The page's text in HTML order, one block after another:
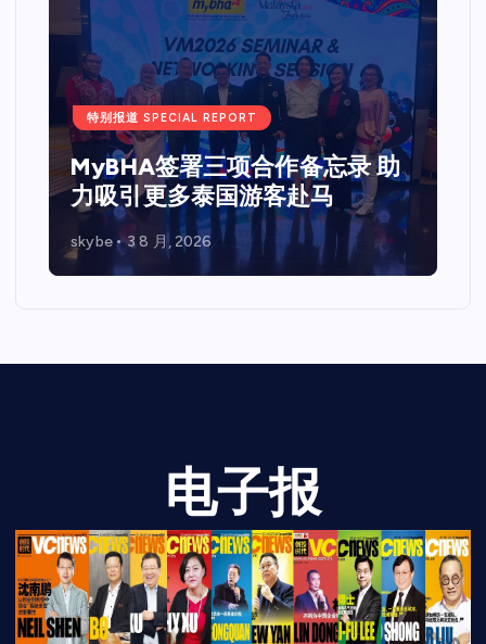
特别报道 SPECIAL REPORT
MyBHA签署三项合作备忘录 助
力吸引更多泰国游客赴马
skybe 3 8 月, 2026
电子报